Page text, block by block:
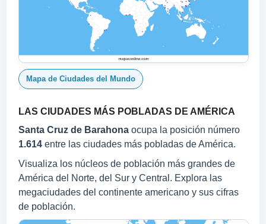
Mapa de Ciudades del Mundo
LAS CIUDADES MÁS POBLADAS DE AMÉRICA
Santa Cruz de Barahona ocupa la posición número
1.614 entre las ciudades más pobladas de América.
Visualiza los núcleos de población más grandes de
América del Norte, del Sur y Central. Explora las
megaciudades del continente americano y sus cifras
de población.